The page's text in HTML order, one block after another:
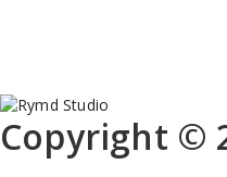
Copyright ©